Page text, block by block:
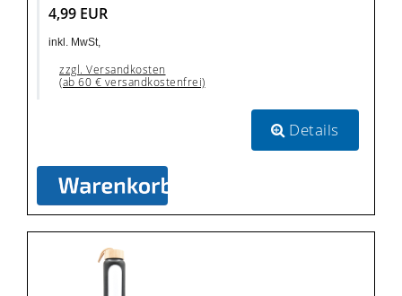
4,99 EUR
inkl. MwSt,
zzgl. Versandkosten
(ab 60 € versandkostenfrei)
Details